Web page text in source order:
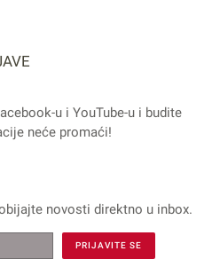
-u i YouTube-u i budite
neće promaći!
novosti direktno u inbox.